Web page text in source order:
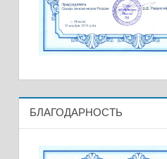
БЛАГОДАРНОСТЬ